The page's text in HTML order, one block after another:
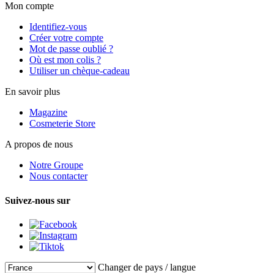
Mon compte
Identifiez-vous
Créer votre compte
Mot de passe oublié ?
Où est mon colis ?
Utiliser un chèque-cadeau
En savoir plus
Magazine
Cosmeterie Store
A propos de nous
Notre Groupe
Nous contacter
Suivez-nous sur
Changer de pays / langue